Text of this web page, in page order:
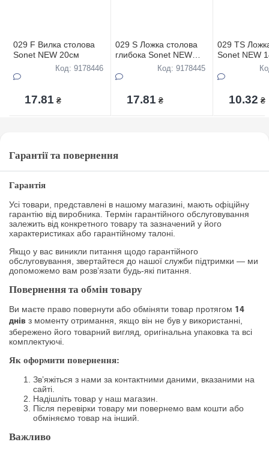
029 F Вилка столова
Sonet NEW 20см
Код: 9178446
17.81 ₴
029 S Ложка столова
глибока Sonet NEW
Код: 9178445
17.81 ₴
029 TS
Sonet NEW
10.32 ₴
Гарантії та повернення
Гарантія
Усі товари, представлені в нашому магазині, мають офіційну
гарантію від виробника. Термін гарантійного обслуговування
залежить від конкретного товару та зазначений у його
характеристиках або гарантійному талоні.
Якщо у вас виникли питання щодо гарантійного
обслуговування, звертайтеся до нашої служби підтримки — ми
допоможемо вам розв’язати будь-які питання.
Повернення та обмін товару
Ви маєте право повернути або обміняти товар протягом 14
днів з моменту отримання, якщо він не був у використанні,
збережено його товарний вигляд, оригінальна упаковка та всі
комплектуючі.
Як оформити повернення:
Зв’яжіться з нами за контактними даними, вказаними на
сайті.
Надішліть товар у наш магазин.
Після перевірки товару ми повернемо вам кошти або
обміняємо товар на інший.
Важливо